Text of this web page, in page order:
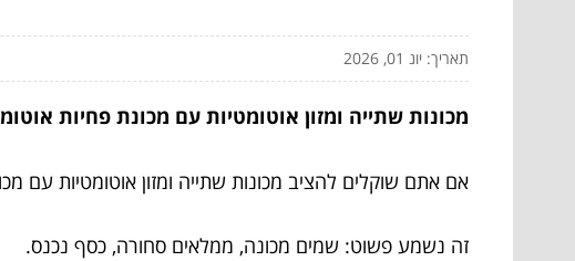
תאריך: יונ 01, 2026
מכונות שתייה ומזון אוטומטיות עם מכונת פחיות
אם אתם שוקלים להציב מכונות שתייה ומזון אוטומטיות עם
זה נשמע פשוט: שמים מכונה, ממלאים סחורה, כסף נכנס.